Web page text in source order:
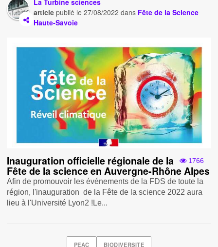
La Turbine sciences
article publié le27/08/2022 dans Fête de la Science
Haute-Savoie
1766
Inauguration officielle régionale de la
Fête de la science en Auvergne-Rhône Alpes
Afin de promouvoir les événements de la FDS de toute la
région, l'inauguration de la Fête de la science 2022 aura
lieu à l'Université Lyon2 !Le...
PEAC BIODIVERSITE